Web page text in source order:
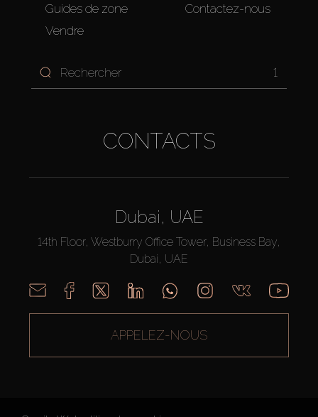
Guides de zone
Vendre
Contactez-nous
1
CONTACTS
Dubai, UAE
14th Floor, Westburry Office Tower, Business Bay,
Dubai, UAE
APPELEZ-NOUS